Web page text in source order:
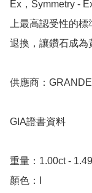
Ex，Symmetry -
上最高認受性的
退換，讓鑽石成為
供應商：
GIA證書資料
重量：1.00ct -
顏色：I